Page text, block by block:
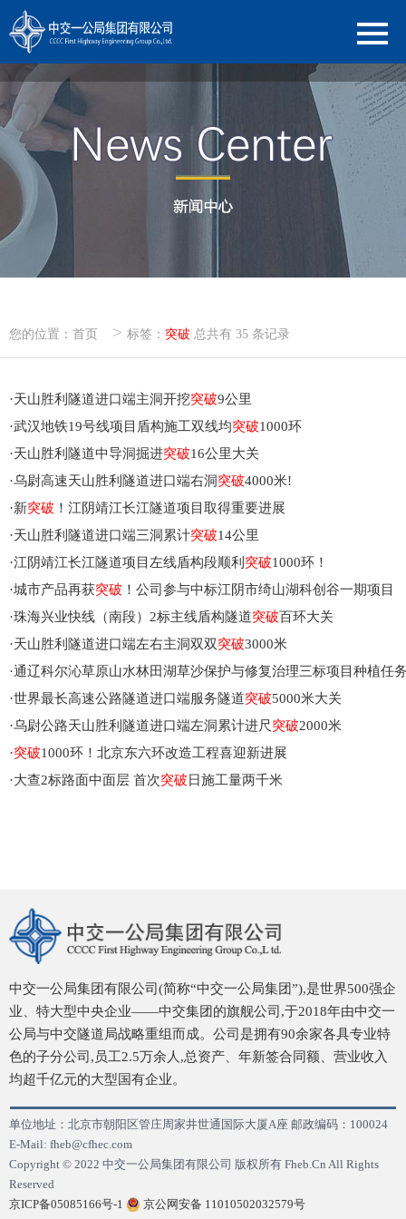
您的位置： 首页 > 标签： 突破 总共有 35 条记录
·天山胜利隧道进口端主洞开挖突破9公里
·武汉地铁19号线项目盾构施工双线均突破1000环
·天山胜利隧道中导洞掘进突破16公里大关
·乌尉高速天山胜利隧道进口端右洞突破4000米!
·新突破 ！江阴靖江长江隧道项目取得重要进展
·天山胜利隧道进口端三洞累计突破14公里
·江阴靖江长江隧道项目左线盾构段顺利 突破1000环！
·城市产品再获突破 ！公司参与中标江阴市绮山湖科创谷一期项目
·珠海兴业快线（南段）2标主线盾构隧道突破百环大关
·天山胜利隧道进口端左右主洞双双突破3000米
·通辽科尔沁草原山水林田湖草沙保护与修复治理三标项目种植任
·世界最长高速公路隧道进口端服务隧道突破5000米大关
·乌尉公路天山胜利隧道进口端左洞累计进尺 突破2000米
·突破1000环！北京东六环改造工程喜迎新进展
·大查2标路面中面层 首次突破 日施工量两千米
中交一公局集团有限公司(简称“中交一公局集团”),是世界500强企
业、特大型中央企业——中交集团的旗舰公司,于2018年由中交一
公局与中交隧道局战略重组而成。公司是拥有90余家各具专业特
色的子分公司,员工2.5万余人,总资产、年新签合同额、营业收入
均超千亿元的大型国有企业。
单位地址：北京市朝阳区管庄周家井世通国际大厦A座 邮政编码：100024
E-Mail: fheb@cfhec.com
Copyright © 2022 中交一公局集团有限公司 版权所有 Fheb.Cn All Rights
Reserved
京ICP备05085166号-1
京公网安备 11010502032579号